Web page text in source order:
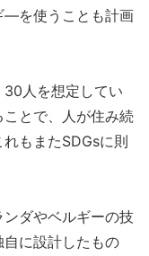
―を使うことも計画
人を想定してい
とで、人が住み続
もまたSDGsに則
ダやベルギーの技
に設計したもの